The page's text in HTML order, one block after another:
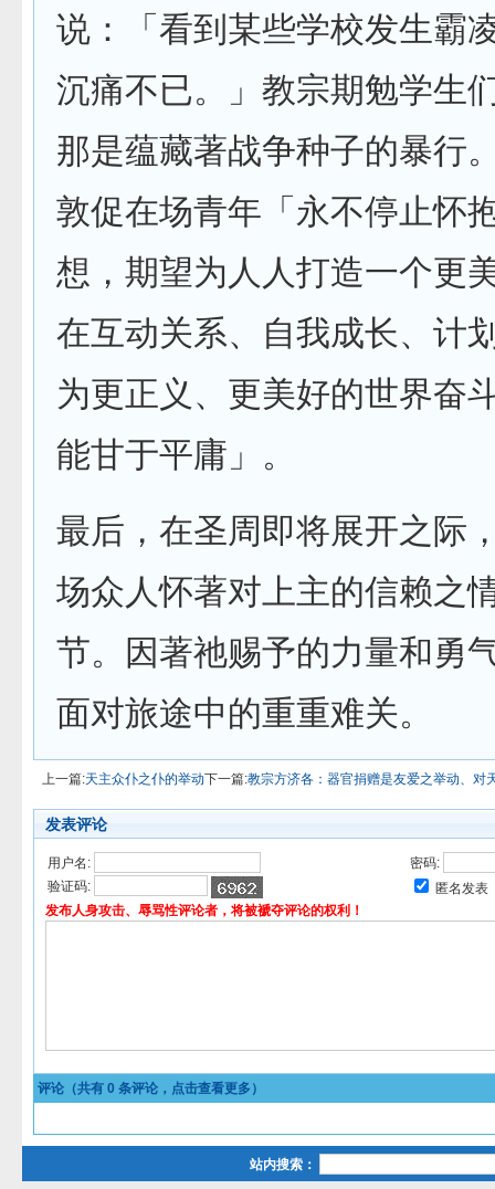
说：「看到某些学校发生霸
沉痛不已。」教宗期勉学生
那是蕴藏著战争种子的暴行
敦促在场青年「永不停止怀
想，期望为人人打造一个更
在互动关系、自我成长、计
为更正义、更美好的世界奋
能甘于平庸」。
最后，在圣周即将展开之际
场众人怀著对上主的信赖之
节。因著祂赐予的力量和勇
面对旅途中的重重难关。
上一篇:天主众仆之仆的举动下一篇:教宗方济各：器官捐赠是友爱之举动、对
发表评论
用户名:
密码:
验证码:
匿名发表
发布人身攻击、辱骂性评论者，将被褫夺评论的权利！
评论（共有 0 条评论，点击查看更多）
站内搜索：